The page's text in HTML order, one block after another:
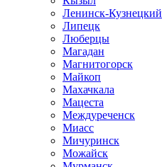
Ленинск-Кузнецкий
Липецк
Люберцы
Магадан
Магнитогорск
Майкоп
Махачкала
Мацеста
Междуреченск
Миасс
Мичуринск
Можайск